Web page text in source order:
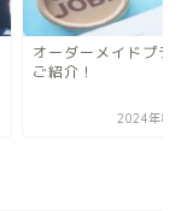
オーダーメイドプラ
ご紹介！
2024年8